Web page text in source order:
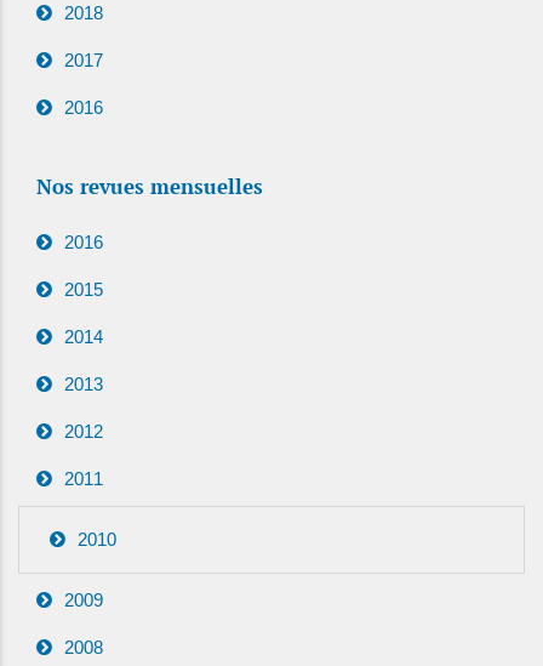
2018
2017
2016
Nos revues mensuelles
2016
2015
2014
2013
2012
2011
2010
2009
2008